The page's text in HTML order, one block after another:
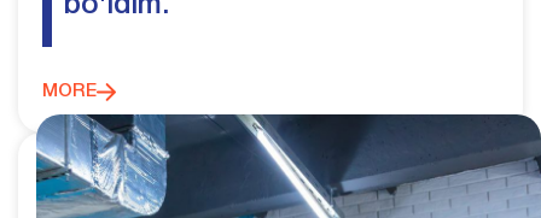
bo'ldim.
MORE